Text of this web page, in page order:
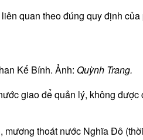
quan theo đúng quy định
Kế Bính. Ảnh: Quỳnh Trang.
giao để quản lý, không được
thoát nước Nghĩa Đô